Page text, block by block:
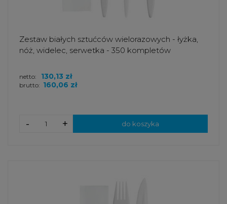
Zestaw białych sztućców wielorazowych - łyżka,
nóż, widelec, serwetka - 350 kompletów
brutto: 160,06 zł
netto: 130,13 zł
+
- do koszyka